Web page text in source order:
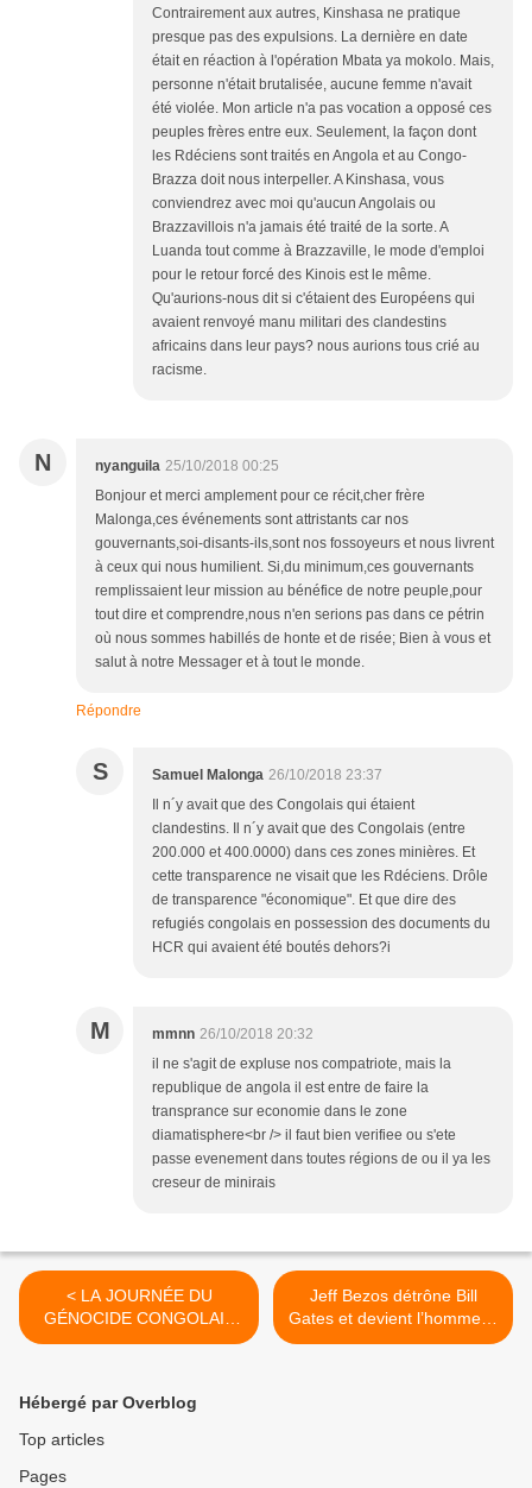
Contrairement aux autres, Kinshasa ne pratique
presque pas des expulsions. La dernière en date
était en réaction à l'opération Mbata ya mokolo. Mais,
personne n'était brutalisée, aucune femme n'avait
été violée. Mon article n'a pas vocation a opposé ces
peuples frères entre eux. Seulement, la façon dont
les Rdéciens sont traités en Angola et au Congo-
Brazza doit nous interpeller. A Kinshasa, vous
conviendrez avec moi qu'aucun Angolais ou
Brazzavillois n'a jamais été traité de la sorte. A
Luanda tout comme à Brazzaville, le mode d'emploi
pour le retour forcé des Kinois est le même.
Qu'aurions-nous dit si c'étaient des Européens qui
avaient renvoyé manu militari des clandestins
africains dans leur pays? nous aurions tous crié au
racisme.
N nyanguila 25/10/2018 00:25
Bonjour et merci amplement pour ce récit,cher frère
Malonga,ces événements sont attristants car nos
gouvernants,soi-disants-ils,sont nos fossoyeurs et nous livrent
à ceux qui nous humilient. Si,du minimum,ces gouvernants
remplissaient leur mission au bénéfice de notre peuple,pour
tout dire et comprendre,nous n'en serions pas dans ce pétrin
où nous sommes habillés de honte et de risée; Bien à vous et
salut à notre Messager et à tout le monde.
Répondre
S Samuel Malonga 26/10/2018 23:37
Il n´y avait que des Congolais qui étaient
clandestins. Il n´y avait que des Congolais (entre
200.000 et 400.0000) dans ces zones minières. Et
cette transparence ne visait que les Rdéciens. Drôle
de transparence "économique". Et que dire des
refugiés congolais en possession des documents du
HCR qui avaient été boutés dehors?i
M mmnn 26/10/2018 20:32
il ne s'agit de expluse nos compatriote, mais la
republique de angola il est entre de faire la
transprance sur economie dans le zone
diamatisphere<br /> il faut bien verifiee ou s'ete
passe evenement dans toutes régions de ou il ya les
creseur de minirais
< LA JOURNÉE DU
GÉNOCIDE CONGOLAIS
COMMÉMORÉE À
Jeff Bezos détrône Bill
Gates et devient l’homme le
plus riche du monde. >
Hébergé par Overblog
Top articles
Pages